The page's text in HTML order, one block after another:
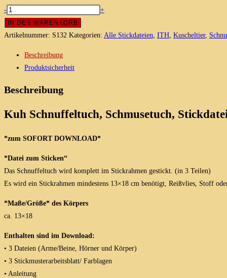
Kuh
Schnuffeltuch,
Schmusetuch,
- +
IN DEN WARENKORB
Artikelnummer: S132 Kategorien: Alle Stickdateien ITH Kuscheltier,
Beschreibung
Produktsicherheit
Beschreibung
Kuh Schnuffeltuch, Schmusetuch,
*zum SOFORT DOWNLOAD*
*Datei zum Sticken“
Das Schnuffeltuch wird komplett im Stickrahmen gestickt. (in 3 Teilen)
Es wird ein Stickrahmen mindestens 13×18 cm benötigt, Reißvlies, Stoff
*Maße/Größe* des Körpers
ca. 13×18
Enthalten sind im Download:
• 3 Dateien (Arme/Beine, Hörner und Körper)
• 3 Stickmusterarbeitsblatt/ Farblagen
• Anleitung